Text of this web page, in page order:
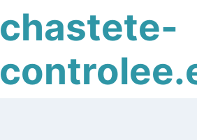
chastete-